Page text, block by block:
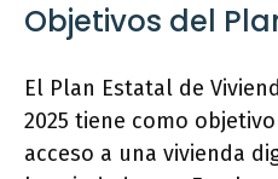
Objetivos del
El Plan Estatal de
2025 tiene como
acceso a una vivienda